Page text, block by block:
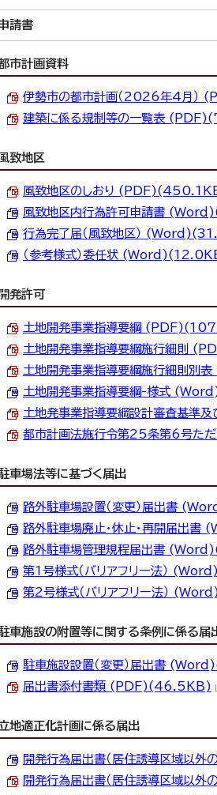
申請書
市計画資料
伊勢市の都市計画（2026年4月）
建築に係る規制等の一覧表
致地区
風致地区のしおり
風致地区内行為許可申請書
行為完了届（風致地区）
（参考様式）委任状
開発許可
土地開発事業指導要綱
土地開発事業指導要綱施行細則
土地開発事業指導要綱施行細則
土地開発事業指導要綱-様式
土地発事業指導要綱設計審査基
都市計画法施行令第25条第6号
車場法等に基づく届出
路外駐車場設置（変更）届出書
路外駐車場廃止・休止・再開届出
路外駐車場管理規程届出書
第1号様式（バリアフリー法）
第2号様式（バリアフリー法）
車施設の附置等に関する条例に係る届
駐車施設設置（変更）届出書
届出書添付書類 (PDF)(46.5KB)
地適正化計画に係る届出
開発行為届出書（居住誘導区域以
開発行為届出書（居住誘導区域以